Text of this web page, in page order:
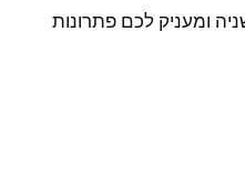
ומעניק לכם פתרונות